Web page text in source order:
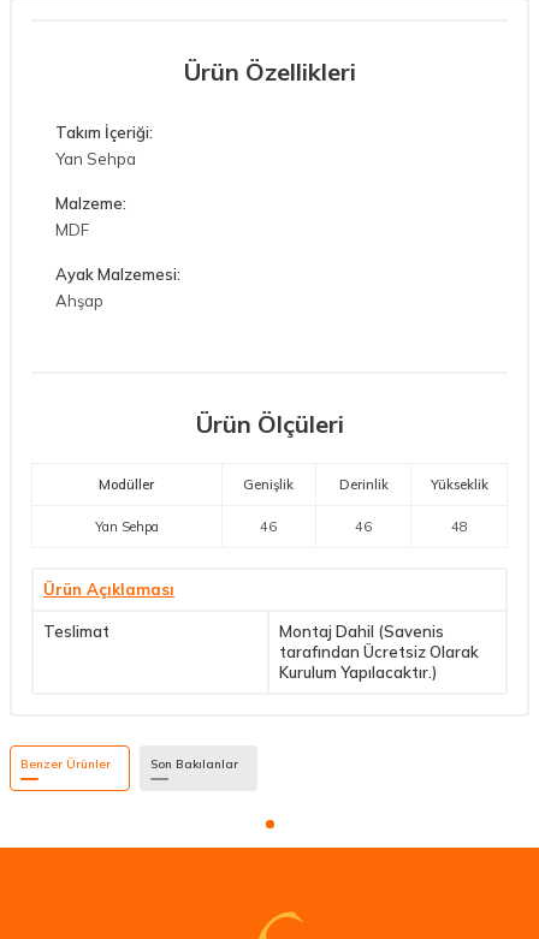
Ürün Özellikleri
Takım İçeriği:
Yan Sehpa
Malzeme:
MDF
Ayak Malzemesi:
Ahşap
Ürün Ölçüleri
Modüller Genişlik Derinlik Yükseklik
Yan Sehpa 46 46 48
Ürün Açıklaması
Teslimat
Montaj Dahil (Savenis
tarafından Ücretsiz Olarak
Kurulum Yapılacaktır.)
Benzer Ürünler Son Bakılanlar